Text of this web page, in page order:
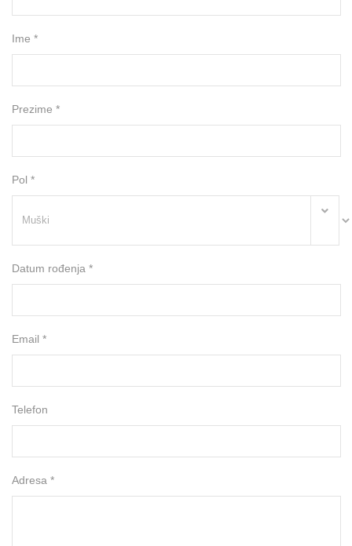
Ime *
Prezime *
Pol *
Datum rođenja *
Email *
Telefon
Adresa *